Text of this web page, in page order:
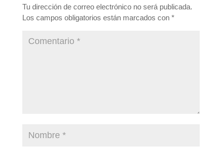
Tu dirección de correo electrónico no será publicada.
Los campos obligatorios están marcados con *